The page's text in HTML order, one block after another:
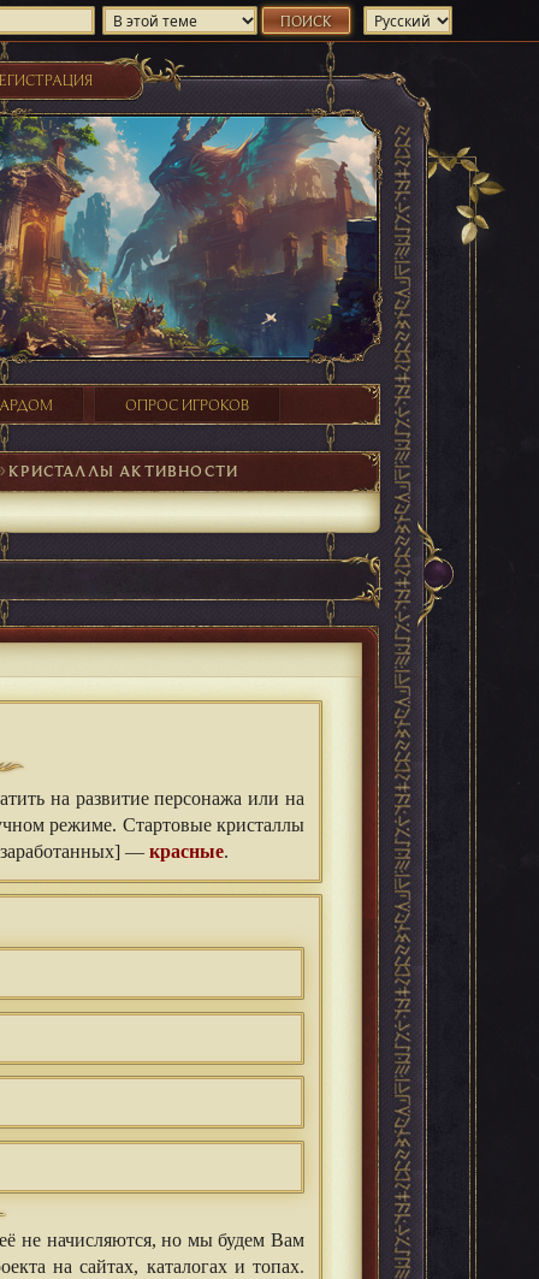
ОПРОС ИГРОКОВ
КРИСТАЛЛЫ АКТИВНОСТИ
на развитие персонажа или на
режиме. Стартовые кристаллы
— красные.
не начисляются, но мы будем Вам
на сайтах, каталогах и топах.